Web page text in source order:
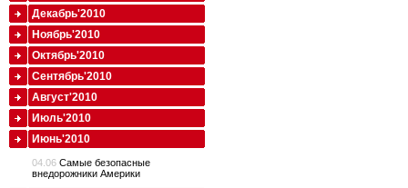
Декабрь'2010
Ноябрь'2010
Октябрь'2010
Сентябрь'2010
Август'2010
Июль'2010
Июнь'2010
04.06 Cамые безопасные
внедорожники Америки